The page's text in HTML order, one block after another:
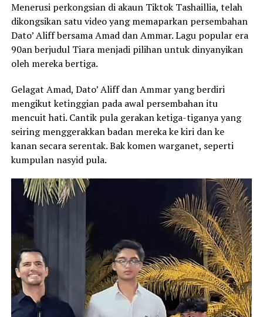
Menerusi perkongsian di akaun Tiktok Tashaillia, telah
dikongsikan satu video yang memaparkan persembahan
Dato’ Aliff bersama Amad dan Ammar. Lagu popular era
90an berjudul Tiara menjadi pilihan untuk dinyanyikan
oleh mereka bertiga.
Gelagat Amad, Dato’ Aliff dan Ammar yang berdiri
mengikut ketinggian pada awal persembahan itu
mencuit hati. Cantik pula gerakan ketiga-tiganya yang
seiring menggerakkan badan mereka ke kiri dan ke
kanan secara serentak. Bak komen warganet, seperti
kumpulan nasyid pula.